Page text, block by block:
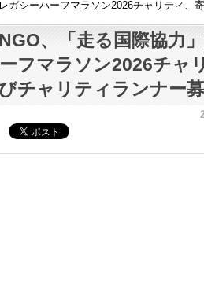
ガシーハーフマラソン2026チャリティ、
、「走る国際協力
フマラソン2026チャ
チャリティランナー